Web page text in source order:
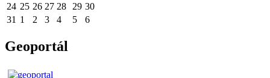
24 25 26 27 28 29 30
31 1 2 3 4 5 6
Geoportál